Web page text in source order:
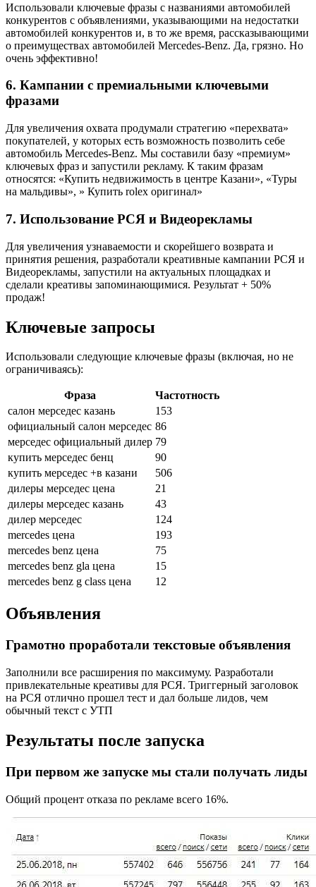
Использовали ключевые фразы с названиями автомобилей
конкурентов с объявлениями, указывающими на недостатки
автомобилей конкурентов и, в то же время, рассказывающими
о преимуществах автомобилей Mercedes-Benz. Да, грязно. Но
очень эффективно!
6. Кампании с премиальными ключевыми
фразами
Для увеличения охвата продумали стратегию «перехвата»
покупателей, у которых есть возможность позволить себе
автомобиль Mercedes-Benz. Мы составили базу «премиум»
ключевых фраз и запустили рекламу. К таким фразам
относятся: «Купить недвижимость в центре Казани», «Туры
на мальдивы», » Купить rolex оригинал»
7. Использование РСЯ и Видеорекламы
Для увеличения узнаваемости и скорейшего возврата и
принятия решения, разработали креативные кампании РСЯ и
Видеорекламы, запустили на актуальных площадках и
сделали креативы запоминающимися. Результат + 50%
продаж!
Ключевые запросы
Использовали следующие ключевые фразы (включая, но не
ограничиваясь):
Фраза
Частотность
салон мерседес казань
153
официальный салон мерседес 86
мерседес официальный дилер 79
купить мерседес бенц
90
купить мерседес +в казани
506
дилеры мерседес цена
21
дилеры мерседес казань
43
дилер мерседес
124
mercedes цена
193
mercedes benz цена
75
mercedes benz gla цена
15
mercedes benz g class цена
12
Объявления
Грамотно проработали текстовые объявления
Заполнили все расширения по максимуму. Разработали
привлекательные креативы для РСЯ. Триггерный заголовок
на РСЯ отлично прошел тест и дал больше лидов, чем
обычный текст с УТП
Результаты после запуска
При первом же запуске мы стали получать лиды
Общий процент отказа по рекламе всего 16%.